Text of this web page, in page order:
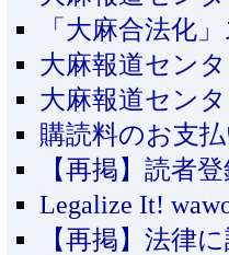
「大麻合法化
大麻報道セン
大麻報道セン
購読料のお支
【再掲】読者
Legalize It!
【再掲】法律